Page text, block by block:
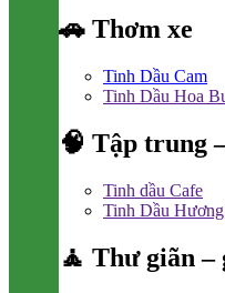
🚗 Thơm xe
Tinh Dầu Cam
Tinh Dầu Hoa
🧠 Tập trung
Tinh dầu Cafe
Tinh Dầu
🧘 Thư giãn –